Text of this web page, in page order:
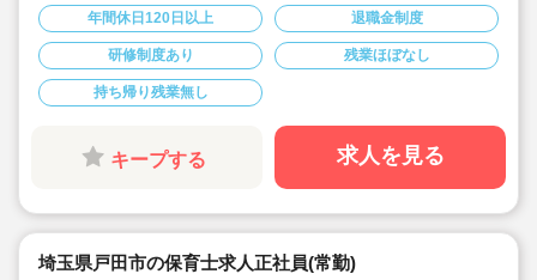
らに賞与3か月・残業は少なめと好条件です♪
◇年間休日123日！有給休暇は入社2カ月後に3日、半年
後に13日付与☆プライベートを大事にしながら働けま
す。
◇宿舎借上げ制度利用可！初期費用・引っ越し費用補助
あり！借り上げ利用されない方にもしっかり住宅手当て
があります♪
◇残業ゼロ推進 / 持ち帰り残業禁止 / 有給消化率も94.5%
◇各種手当てや社内割引など福利厚生が充実
◇多彩なキャリアアップ研修 / 年間100以上実施 / 万全の
年間休日120日以上 退職金制度
研修制度あり 残業ほぼなし
持ち帰り残業無し
キープする 求人を見る
埼玉県戸田市の保育士求人正社員(常勤)